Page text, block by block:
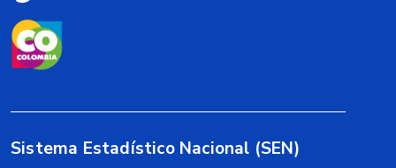
Sistema Estadístico Nacional (SEN)